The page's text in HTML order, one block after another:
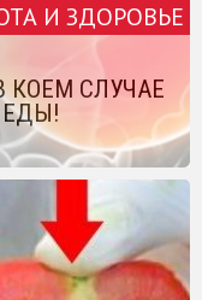
И ЗДОРОВЬЕ
КОЕМ СЛУЧАЕ
ЕДЫ!